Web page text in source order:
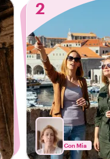
2
Con Mia